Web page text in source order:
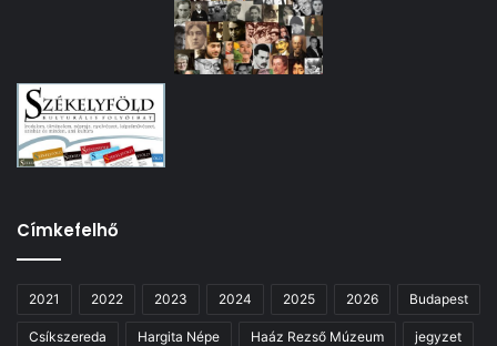
Címkefelhő
2021 2022 2023 2024 2025 2026 Budapest
Csíkszereda Hargita Népe Haáz Rezső Múzeum jegyzet